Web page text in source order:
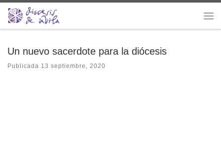
Saltar al contenido
Un nuevo sacerdote para la diócesis
Publicada 13 septiembre, 2020